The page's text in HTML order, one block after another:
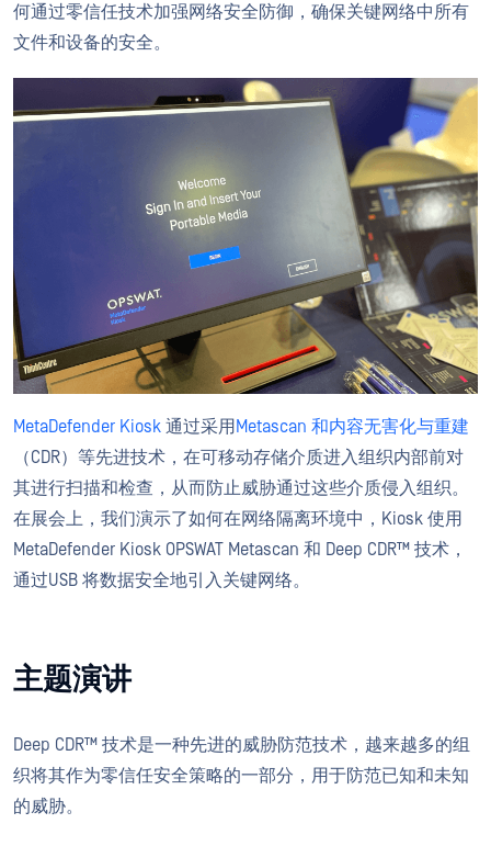
何通过零信任技术加强网络安全防御，确保关键网络中所有
文件和设备的安全。
MetaDefender Kiosk 通过采用 Metascan 和内容无害化与重建
（CDR）等先进技术，在可移动存储介质进入组织内部前对
其进行扫描和检查，从而防止威胁通过这些介质侵入组织。
在展会上，我们演示了如何在网络隔离环境中，Kiosk 使用
MetaDefender Kiosk OPSWAT Metascan 和 Deep CDR™ 技术，
通过USB 将数据安全地引入关键网络。
主题演讲
Deep CDR™ 技术是一种先进的威胁防范技术，越来越多的组
织将其作为零信任安全策略的一部分，用于防范已知和未知
的威胁。